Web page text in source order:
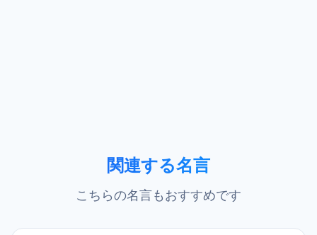
関連する名言
こちらの名言もおすすめです